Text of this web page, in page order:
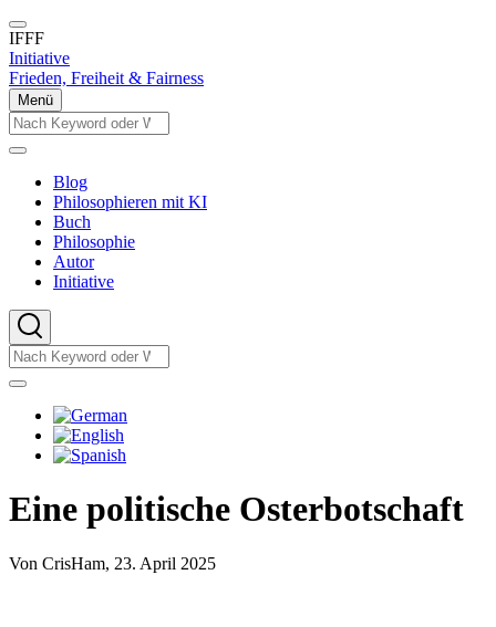
Direkt
zum
Inhalt
IFFF
Initiative
Frieden, Freiheit & Fairness
Menü
Suche
Suche
Main
navigation
Blog
Philosophieren mit KI
Buch
Philosophie
Autor
Initiative
Suche
Suche
Sprachumschalter
Eine politische Osterbotschaft
Von CrisHam, 23. April 2025